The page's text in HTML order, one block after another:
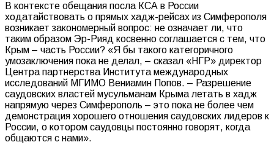
В контексте обещания посла КСА в России
ходатайствовать о прямых хадж-рейсах из Симферополя
возникает закономерный вопрос: не означает ли, что
таким образом Эр-Рияд косвенно соглашается с тем, что
Крым – часть России? «Я бы такого категоричного
умозаключения пока не делал, – сказал «НГР» директор
Центра партнерства Института международных
исследований МГИМО Вениамин Попов. – Разрешение
саудовских властей мусульманам Крыма летать в хадж
напрямую через Симферополь – это пока не более чем
демонстрация хорошего отношения саудовских лидеров к
России, о котором саудовцы постоянно говорят, когда
общаются с нами».